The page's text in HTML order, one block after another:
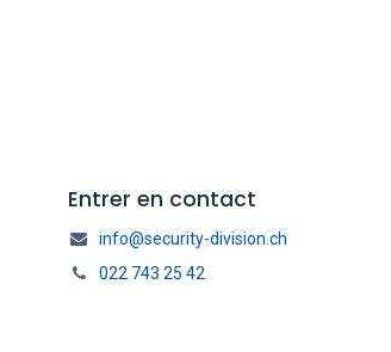
Entrer en contact
info@security-division.ch
022 743 25 42